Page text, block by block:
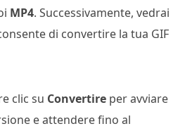
MP4. Successivamente, vedrai
di convertire la tua GIF
clic su Convertire per avviare
e attendere fino al